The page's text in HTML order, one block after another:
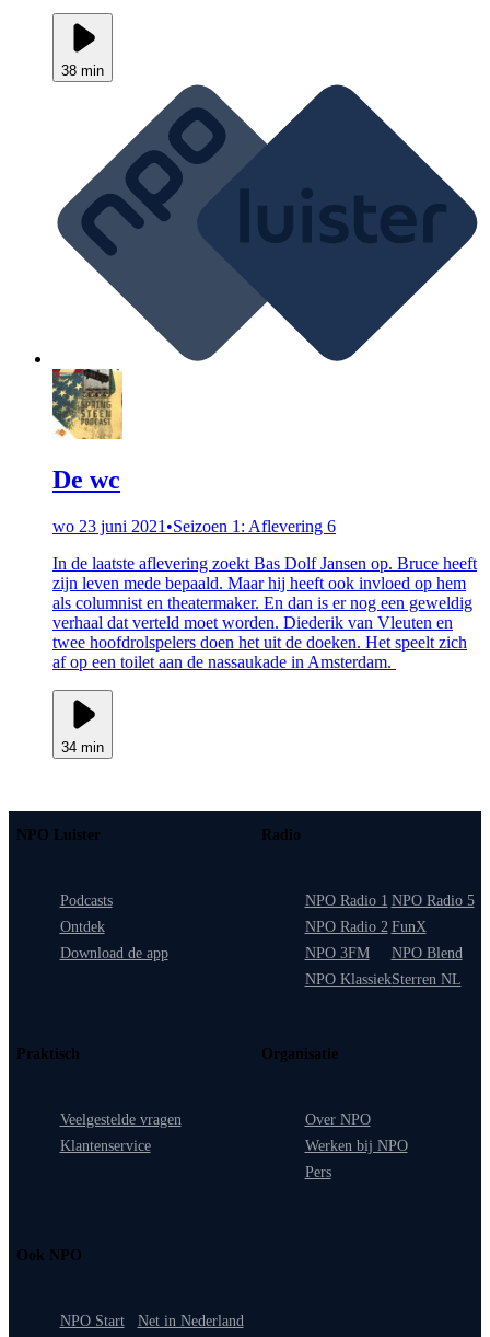
38 min
De wc
wo 23 juni 2021 •Seizoen 1: Aflevering 6
In de laatste aflevering zoekt Bas Dolf Jansen op. Bruce heeft
zijn leven mede bepaald. Maar hij heeft ook invloed op hem
als columnist en theatermaker. En dan is er nog een geweldig
verhaal dat verteld moet worden. Diederik van Vleuten en
twee hoofdrolspelers doen het uit de doeken. Het speelt zich
af op een toilet aan de nassaukade in Amsterdam.
34 min
NPO Luister
Podcasts
Ontdek
Download de app
Radio
NPO Radio 1
NPO Radio 2
NPO 3FM
NPO Klassiek
NPO Radio 5
FunX
NPO Blend
Sterren NL
Praktisch
Veelgestelde vragen
Klantenservice
Organisatie
Over NPO
Werken bij NPO
Pers
Ook NPO
NPO Start Net in Nederland